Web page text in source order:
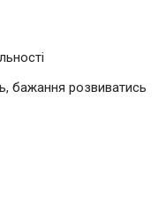
бажання розвиватись